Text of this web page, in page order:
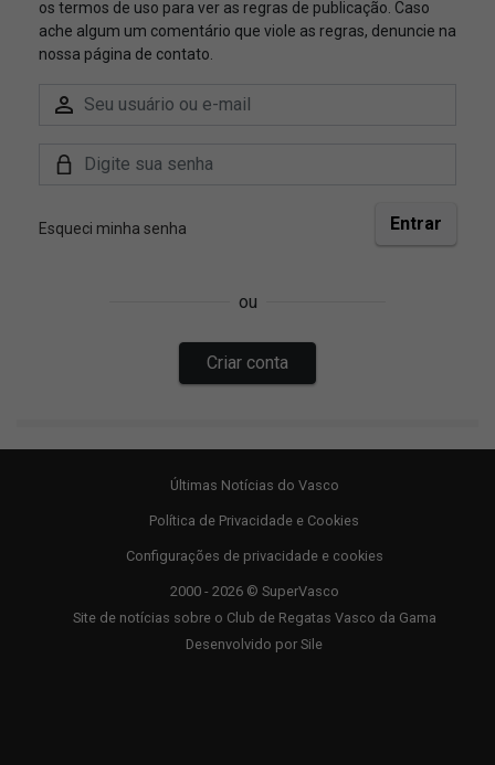
Últimas Notícias do Vasco
Política de Privacidade e Cookies
Configurações de privacidade e cookies
2000 - 2026 © SuperVasco
Site de notícias sobre o Club de Regatas Vasco da Gama
Desenvolvido por Sile